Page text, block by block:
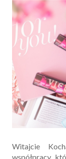
Witajcie
współpracy,